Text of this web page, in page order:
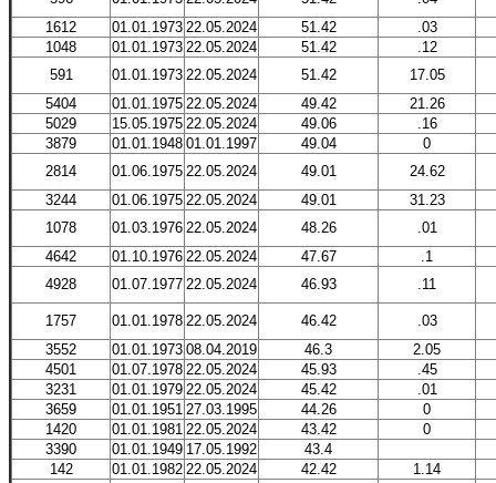
1612
01.01.1973 22.05.2024 51.42
.03
1048
01.01.1973 22.05.2024 51.42
.12
591
01.01.1973 22.05.2024 51.42
17.05
5404
01.01.1975 22.05.2024 49.42
21.26
5029
15.05.1975 22.05.2024 49.06
.16
3879
01.01.1948 01.01.1997 49.04
0
2814
01.06.1975 22.05.2024 49.01
24.62
3244
01.06.1975 22.05.2024 49.01
31.23
1078
01.03.1976 22.05.2024 48.26
.01
4642
01.10.1976 22.05.2024 47.67
.1
4928
01.07.1977 22.05.2024 46.93 .11
1757 01.01.1978 22.05.2024 46.42
.03
3552
01.01.1973 08.04.2019 46.3
2.05
4501
01.07.1978 22.05.2024 45.93
.45
3231
01.01.1979 22.05.2024 45.42
.01
3659
01.01.1951 27.03.1995 44.26
0
1420
01.01.1981 22.05.2024 43.42
0
3390
01.01.1949 17.05.1992
43.4
142
01.01.1982 22.05.2024 42.42
1.14